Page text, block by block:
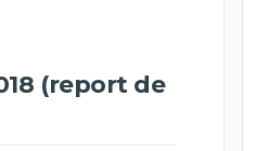
(report de